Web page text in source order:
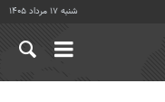
شنبه ۱۷ مرداد ۱۴۰۵